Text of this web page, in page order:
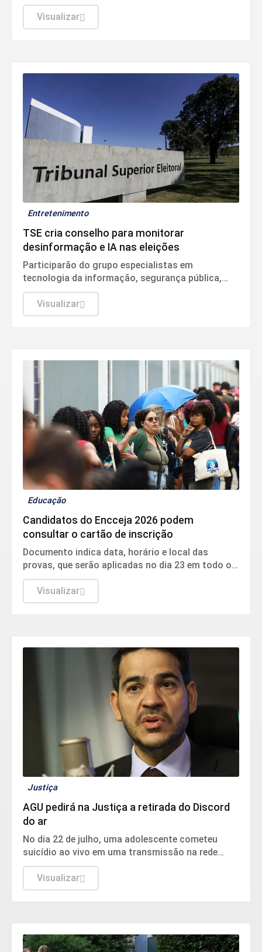
três estágios: "Fique Atenta", "Proteja-se" e
"Fuja".
Visualizar
Entretenimento
TSE cria conselho para monitorar
desinformação e IA nas eleições
Participarão do grupo especialistas em
tecnologia da informação, segurança pública,
relações internacionais e saúde pública. Os
nomes ainda não foram escolhidos pelo TSE.
Visualizar
Educação
Candidatos do Encceja 2026 podem
consultar o cartão de inscrição
Documento indica data, horário e local das
provas, que serão aplicadas no dia 23 em todo o
país.
Visualizar
Justiça
AGU pedirá na Justiça a retirada do Discord
do ar
No dia 22 de julho, uma adolescente cometeu
suicídio ao vivo em uma transmissão na rede
social.
Visualizar